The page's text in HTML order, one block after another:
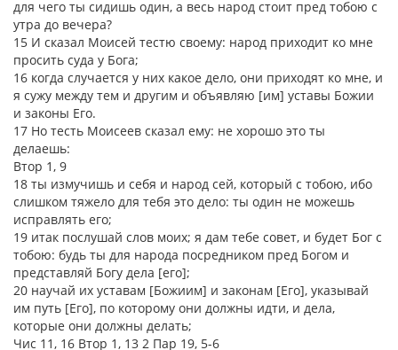
для чего ты сидишь один, а весь народ стоит пред тобою с
утра до вечера?
15 И сказал Моисей тестю своему: народ приходит ко мне
просить суда у Бога;
16 когда случается у них какое дело, они приходят ко мне, и
я сужу между тем и другим и объявляю [им] уставы Божии
и законы Его.
17 Но тесть Моисеев сказал ему: не хорошо это ты
делаешь:
Втор 1, 9
18 ты измучишь и себя и народ сей, который с тобою, ибо
слишком тяжело для тебя это дело: ты один не можешь
исправлять его;
19 итак послушай слов моих; я дам тебе совет, и будет Бог с
тобою: будь ты для народа посредником пред Богом и
представляй Богу дела [его];
20 научай их уставам [Божиим] и законам [Его], указывай
им путь [Его], по которому они должны идти, и дела,
которые они должны делать;
Чис 11, 16 Втор 1, 13 2 Пар 19, 5-6